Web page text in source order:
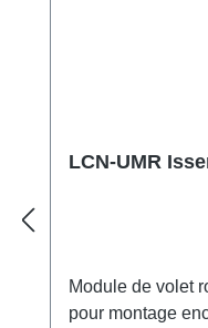
LCN-UMR
Module de volet
pour montage